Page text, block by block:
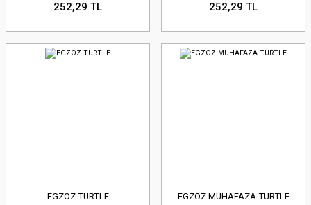
252,29 TL 252,29 TL
EGZOZ-TURTLE EGZOZ MUHAFAZA-TURTLE